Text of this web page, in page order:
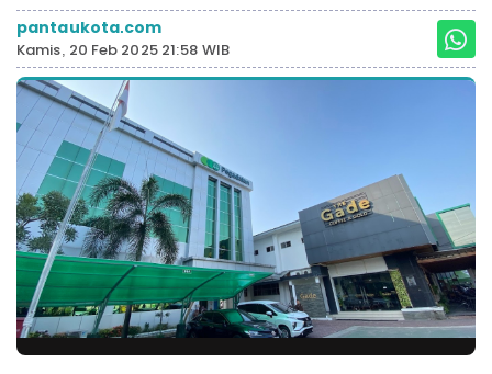
pantaukota.com
Kamis, 20 Feb 2025 21:58 WIB